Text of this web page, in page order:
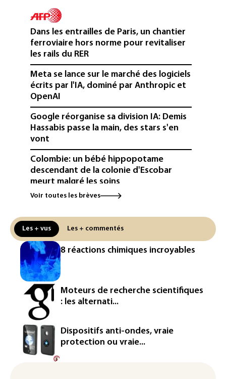
Dans les entrailles de Paris, un chantier
ferroviaire hors norme pour revitaliser
les rails du RER
Meta se lance sur le marché des logiciels
écrits par l'IA, dominé par Anthropic et
OpenAI
Google réorganise sa division IA: Demis
Hassabis passe la main, des stars s'en
vont
Colombie: un bébé hippopotame
descendant de la colonie d'Escobar
meurt malgré les soins
Éclipse: une baisse temporaire de la
attendue en Europe
L'Autriche bat son record absolu de
chaleur pour le deuxième jour d'affilée
Inde : Meta sommé de s'excuser après
le retrait d'une vidéo de Modi
La défense, voie de diversification pour
un secteur automobile à la peine
France : prison avec sursis et
"bannissement numérique" pour deux
streamers jugés pour des violences et
Voir toutes les brèves
Les + vus Les + commentés
8 réactions chimiques incroyables
Moteurs de recherche scientifiques
: les alternati...
Dispositifs anti-ondes, vraie
protection ou vraie...